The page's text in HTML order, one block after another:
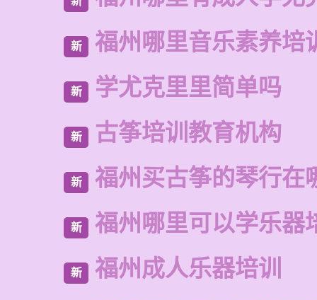
新 福州哪里音乐素养培
新 学尤克里里简单吗
新 古筝培训教育机构
新 福州买古筝的琴行在
新 福州哪里可以学乐器
新 福州成人乐器培训